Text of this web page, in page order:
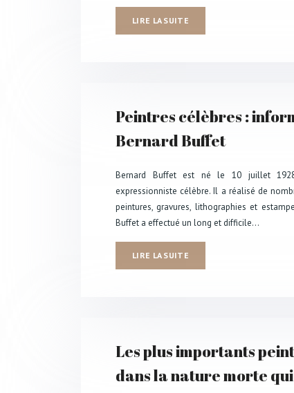
LIRE LA SUITE
Peintres célèbres :
Bernard Buffet
Bernard Buffet est né le 10 juillet
expressionniste célèbre. Il a réalisé de
peintures, gravures, lithographies et
Buffet a effectué un long et difficile…
LIRE LA SUITE
Les plus importants
dans la nature morte